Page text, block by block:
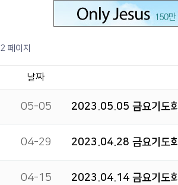
2 페이지
날짜
05-05 2023.05.05 금요기도회
04-29 2023.04.28 금요기도회
04-15 2023.04.14 금요기도회